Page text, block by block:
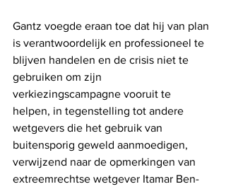
Gantz voegde eraan toe dat hij van plan
is verantwoordelijk en professioneel te
blijven handelen en de crisis niet te
gebruiken om zijn
verkiezingscampagne vooruit te
helpen, in tegenstelling tot andere
wetgevers die het gebruik van
buitensporig geweld aanmoedigen,
verwijzend naar de opmerkingen van
extreemrechtse wetgever Itamar Ben-